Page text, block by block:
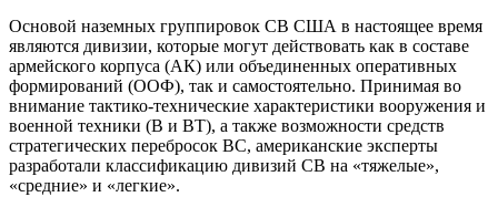
Основой наземных группировок СВ США в настоящее время
являются дивизии, которые могут действовать как в составе
армейского корпуса (АК) или объединенных оперативных
формирований (ООФ), так и самостоятельно. Принимая во
внимание тактико-технические характеристики вооружения и
военной техники (В и ВТ), а также возможности средств
стратегических перебросок ВС, американские эксперты
разработали классификацию дивизий СВ на «тяжелые»,
«средние» и «легкие».